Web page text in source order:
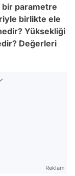
bir parametre
birlikte ele
Yüksekliği
Değerleri
Reklam